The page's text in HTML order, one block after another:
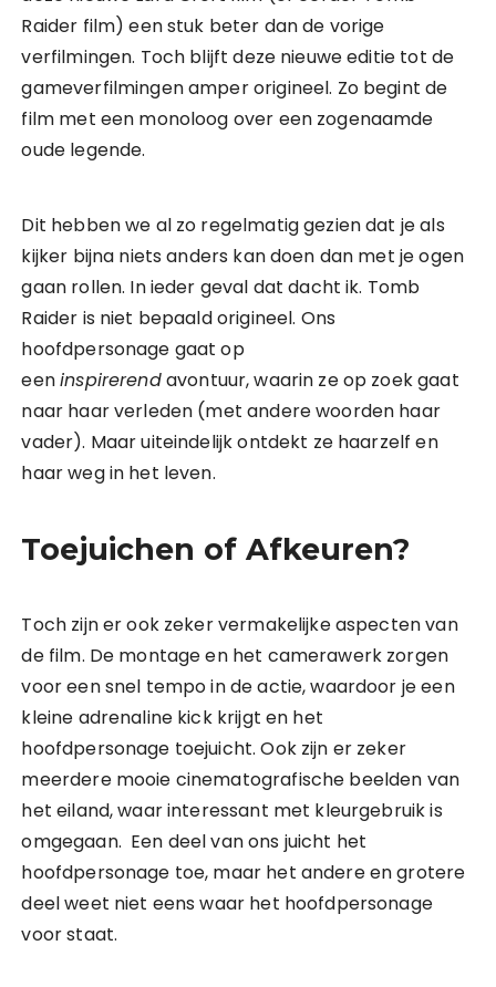
Raider film) een stuk beter dan de vorige
verfilmingen. Toch blijft deze nieuwe editie tot de
gameverfilmingen amper origineel. Zo begint de
film met een monoloog over een zogenaamde
oude legende.
Dit hebben we al zo regelmatig gezien dat je als
kijker bijna niets anders kan doen dan met je ogen
gaan rollen. In ieder geval dat dacht ik. Tomb
Raider is niet bepaald origineel. Ons
hoofdpersonage gaat op
eeninspirerendavontuur, waarin ze op zoek gaat
naar haar verleden (met andere woorden haar
vader). Maar uiteindelijk ontdekt ze haarzelf en
haar weg in het leven.
Toejuichen of Afkeuren?
Toch zijn er ook zeker vermakelijke aspecten van
de film. De montage en het camerawerk zorgen
voor een snel tempo in de actie, waardoor je een
kleine adrenaline kick krijgt en het
hoofdpersonage toejuicht. Ook zijn er zeker
meerdere mooie cinematografische beelden van
het eiland, waar interessant met kleurgebruik is
omgegaan. Een deel van ons juicht het
hoofdpersonage toe, maar het andere en grotere
deel weet niet eens waar het hoofdpersonage
voor staat.